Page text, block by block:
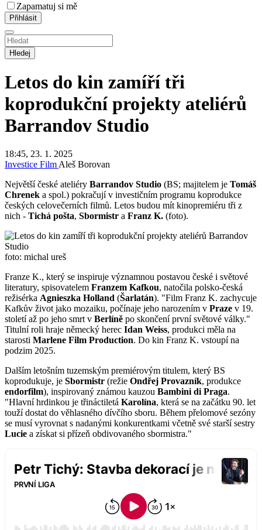
Zapamatuj si mě
Hledej
Letos do kin zamíří tři
koprodukční projekty ateliérů
Barrandov Studio
18:45, 23. 1. 2025
Investice FilmAleš Borovan
Největší české ateliéry Barrandov Studio (BS; majitelem je Tomáš
Chrenek a spol.) pokračují v investičním programu koprodukce
českých celovečerních filmů. Letos budou mít kinopremiéru tři z
nich - Tichá pošta, Sbormistr a Franz K. (foto).
foto: michal ureš
Franze K., který se inspiruje významnou postavou české i světové
literatury, spisovatelem Franzem Kafkou, natočila polsko-česká
režisérka Agnieszka Holland (Šarlatán). "Film Franz K. zachycuje
Kafkův život jako mozaiku, počínaje jeho narozením v Praze v 19.
století až po jeho smrt v Berlíně po skončení první světové války."
Titulní roli hraje německý herec Idan Weiss, produkci měla na
starosti Marlene Film Production. Do kin Franz K. vstoupí na
podzim 2025.
Dalším letošním tuzemským premiérovým titulem, který BS
koprodukuje, je Sbormistr (režie Ondřej Provazník, produkce
endorfilm), inspirovaný známou kauzou Bambini di Praga.
"Hlavní hrdinkou je třináctiletá Karolína, která se na začátku 90. let
touží dostat do věhlasného dívčího sboru. Během přelomové sezóny
se musí vyrovnat s nadanými konkurentkami včetně své starší sestry
Lucie a získat si přízeň obdivovaného sbormistra."